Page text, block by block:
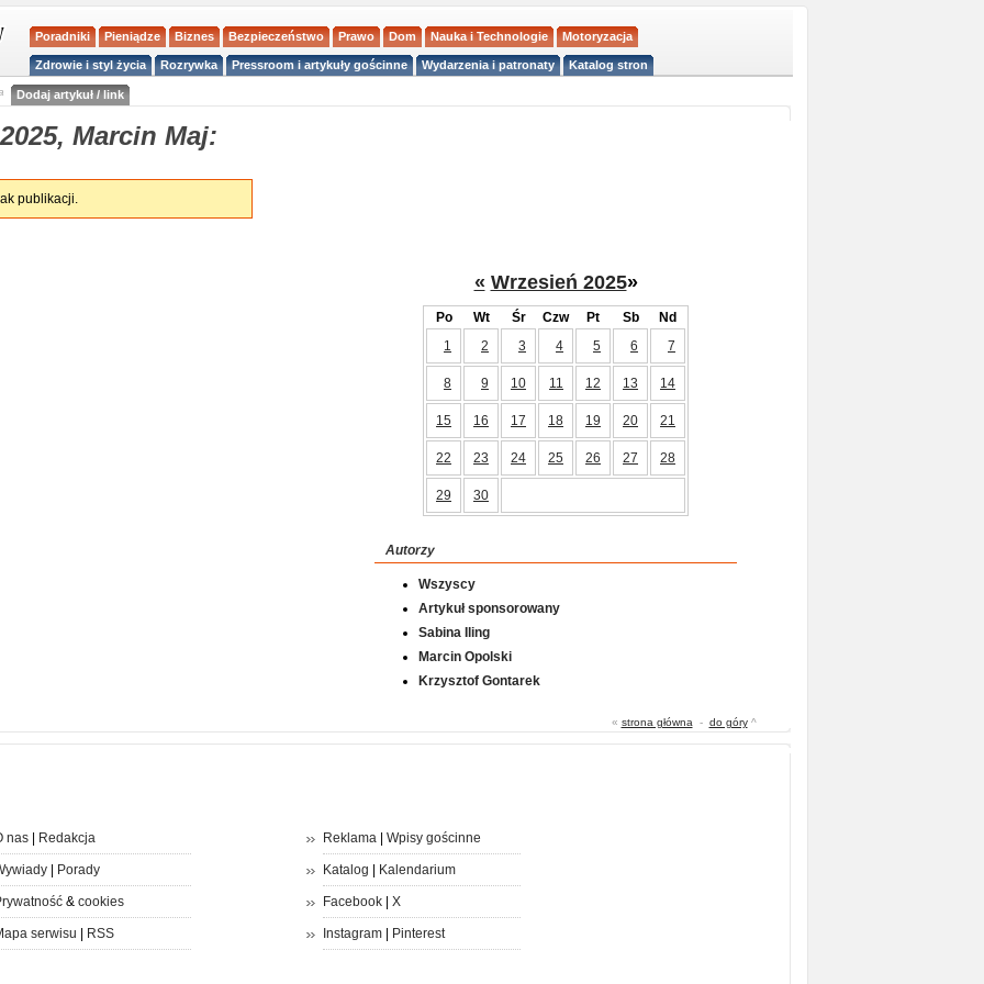
Poradniki Pieniądze Biznes Bezpieczeństwo Prawo Dom Nauka i Technologie Motoryzacja
Zdrowie i styl życia Rozrywka Pressroom i artykuły gościnne Wydarzenia i patronaty Katalog stron
Dodaj artykuł / link
Marcin Maj:
publikacji.
« Wrzesień 2025»
Po Wt Śr Czw Pt Sb
Nd
1
2 3 4 5 6 7
8 9 10 11 12 13 14
15 16 17 18 19 20 21
22 23 24 25 26 27 28
29 30
Autorzy
Wszyscy
Artykuł sponsorowany
Sabina Iling
Marcin Opolski
Krzysztof Gontarek
« strona główna - do góry^
nas| Redakcja
| Porady
& cookies
serwisu RSS
Reklama| Wpisy gościnne
Katalog Kalendarium
Facebook| X
Instagram| Pinterest